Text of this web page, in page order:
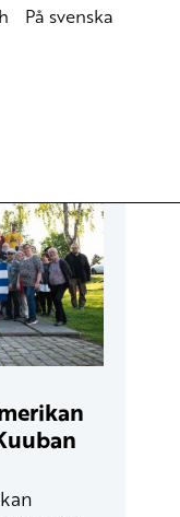
På svenska